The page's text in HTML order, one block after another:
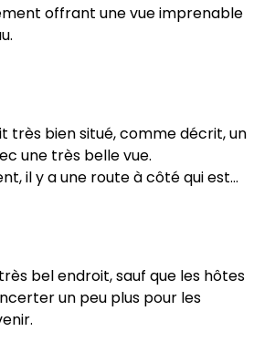
offrant une vue imprenable
très bien situé, comme décrit, un
une très belle vue.
il y a une route à côté qui est
très tard, ce qui
d'une musique forte à un
jusque tard dans la nuit.
aimable, même si elle n'était
jour. Les toilettes sont
être un peu mieux
bel endroit, sauf que les hôtes
un peu plus pour les